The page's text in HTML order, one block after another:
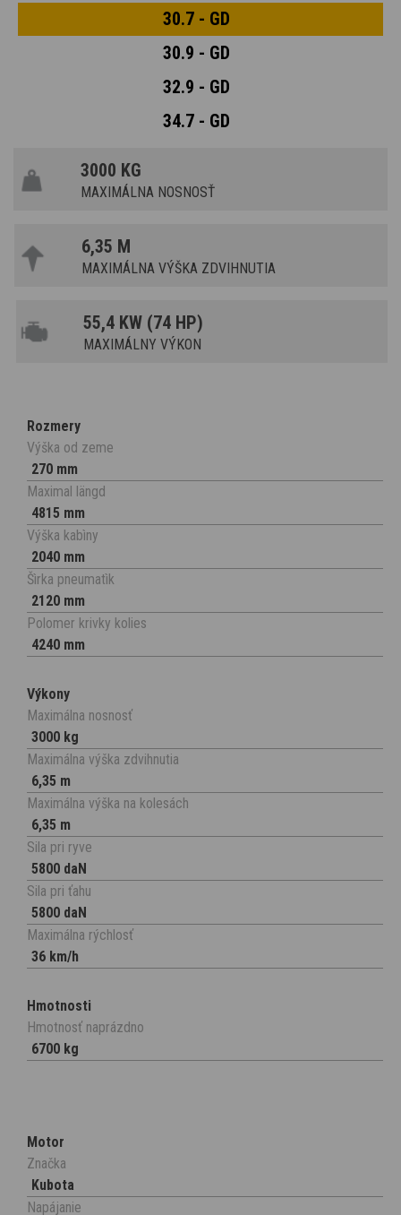
30.7 - GD
30.9 - GD
32.9 - GD
34.7 - GD
3000 KG
MAXIMÁLNA NOSNOSŤ
6,35 M
MAXIMÁLNA VÝŠKA ZDVIHNUTIA
55,4 KW (74 HP)
MAXIMÁLNY VÝKON
Rozmery
Výška od zeme
270 mm
Maximal längd
4815 mm
Výška kabìny
2040 mm
Šìrka pneumatìk
2120 mm
Polomer krivky kolies
4240 mm
Výkony
Maximálna nosnosť
3000 kg
Maximálna výška zdvihnutia
6,35 m
Maximálna výška na kolesách
6,35 m
Sila pri ryve
5800 daN
Sila pri ťahu
5800 daN
Maximálna rýchlosť
36 km/h
Hmotnosti
Hmotnosť naprázdno
6700 kg
Motor
Značka
Kubota
Napájanie